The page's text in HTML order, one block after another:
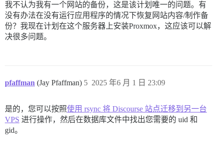
我不认为我有一个网站的备份，这是该计划唯一的问题。有
没有办法在没有运行应用程序的情况下恢复网站内容/制作备
份？我现在计划在这个服务器上安装Proxmox，这应该可以解
决很多问题。
pfaffman (Jay Pfaffman) 2025 年6 月 1 日 23:09
5
是的，您可以按照使用 rsync 将 Discourse 站点迁移到另一台
VPS 进行操作，然后在数据库文件中找出您需要的 uid 和
gid。